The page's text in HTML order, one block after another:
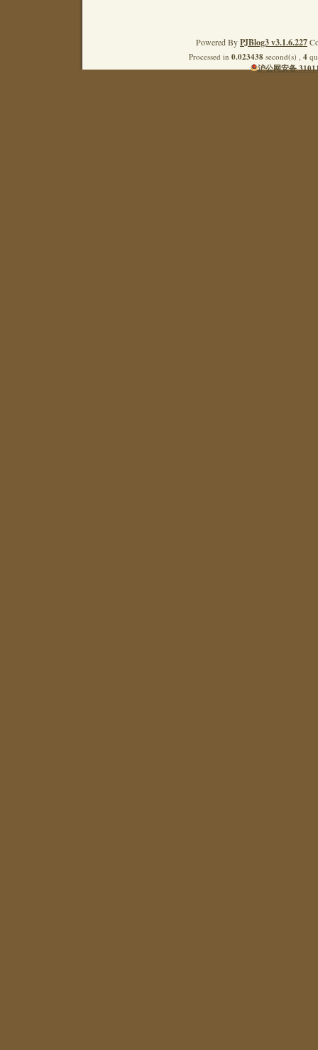
Powered ByPJBlog3 v3.1.6.227
Processed in 0.023438second(s) , 4
沪公网安备